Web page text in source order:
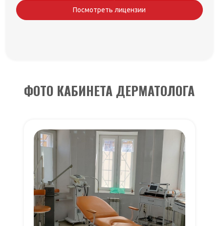
Посмотреть лицензии
ФОТО КАБИНЕТА ДЕРМАТОЛОГА